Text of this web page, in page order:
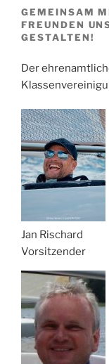
GEMEINSAM
FREUNDEN
GESTALTEN!
Der
Jan Rischard
Vorsitzender